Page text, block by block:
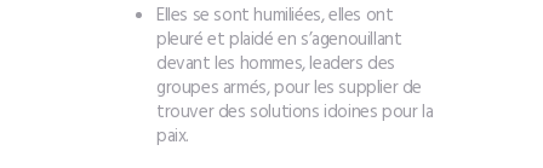
Elles se sont humiliées, elles ont
pleuré et plaidé en s’agenouillant
devant les hommes, leaders des
groupes armés, pour les supplier de
trouver des solutions idoines pour la
paix.